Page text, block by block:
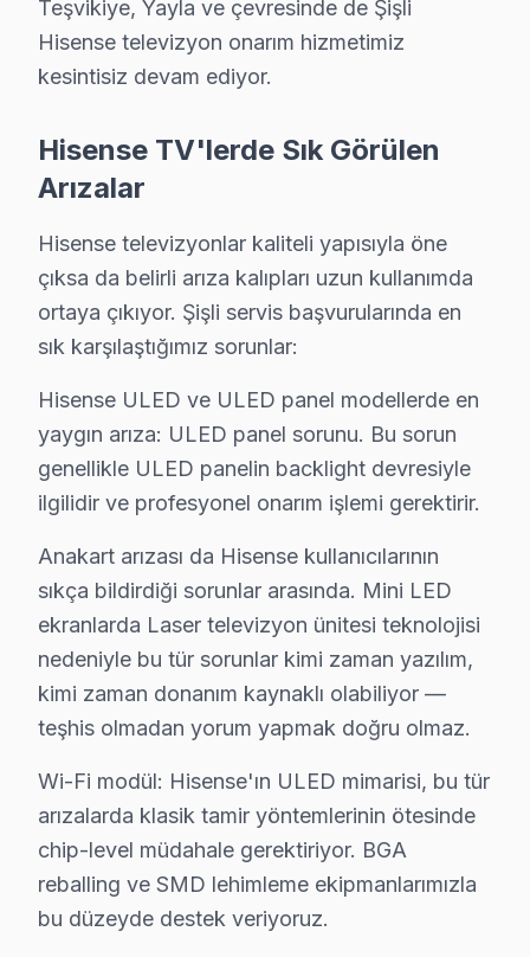
Hisense TV Arıza Onarım Maliyeti – Şişli Fiyat
Hisense görüntüleme sistemi tamiri için Şişli'da net ve
• Panel (ekran) değişimi: ₺1.500 – ₺8.000 (boyut ve
• LED backlight tamiri: ₺500 – ₺2.000
• Anakart tamiri/değişimi: ₺500 – ₺1.800
• Güç kartı (power board) tamiri: ₺400 – ₺1.200
• T-Con kartı değişimi: ₺350 – ₺900
• Ses kartı/hoparlör tamiri: ₺300 – ₺700
• Yazılım güncelleme ve hata giderme: ₺200 – ₺500
• Kapasitör değişimi (anakart): ₺250 – ₺600
Şişli'de ödeme kolaylığı:
• Nakit, kredi kartı, taksit
• Ön ödeme istenmez
Şişli'da Hisense servis fiyatı için randevu alın — teşhis
Şişli'da Hisense Servis Güvencesi – İşçilik ve
Hisense TV Servis Garanti Belgesi – Yazılı ve İmzalı Güvence
• 2 yıl yazılı işçilik garantisi
• Şişli'de kullanılan orijinal parçalar için 2 yıl parça
• Aynı sorunun tekrarı → Şişli'de ücretsiz yeniden
Teşvikiye, Yayla ve çevresinde de Şişli
Hisense televizyon onarım hizmetimiz
kesintisiz devam ediyor.
Hisense TV'lerde Sık Görülen
Arızalar
Hisense televizyonlar kaliteli yapısıyla öne
çıksa da belirli arıza kalıpları uzun kullanımda
ortaya çıkıyor. Şişli servis başvurularında en
sık karşılaştığımız sorunlar:
Hisense ULED ve ULED panel modellerde en
yaygın arıza: ULED panel sorunu. Bu sorun
genellikle ULED panelin backlight devresiyle
ilgilidir ve profesyonel onarım işlemi gerektirir.
Anakart arızası da Hisense kullanıcılarının
sıkça bildirdiği sorunlar arasında. Mini LED
ekranlarda Laser televizyon ünitesi teknolojisi
nedeniyle bu tür sorunlar kimi zaman yazılım,
kimi zaman donanım kaynaklı olabiliyor —
teşhis olmadan yorum yapmak doğru olmaz.
Wi-Fi modül: Hisense'ın ULED mimarisi, bu tür
arızalarda klasik tamir yöntemlerinin ötesinde
chip-level müdahale gerektiriyor. BGA
reballing ve SMD lehimleme ekipmanlarımızla
bu düzeyde destek veriyoruz.